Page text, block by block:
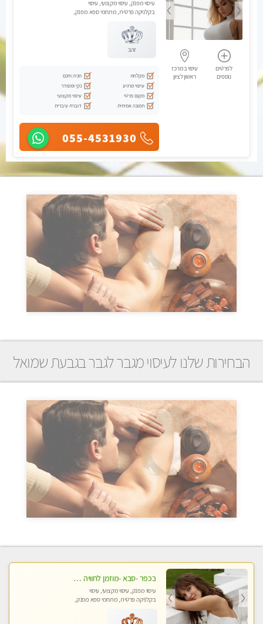
לפרטים
נוספים
עיסוי במרכז
ראשון לציון
עיסוי מפנק, עיסוי מקצועי, עיסוי
בקלניקה פרטית, מתחמי ספא מפנק,
זהב
מקלחת
חניה חינם
עיסוי מרגיע
נקי ומסודר
מקום פרטי
עיסוי מקצועי
תמונה אמיתית
דוברת עיברית
055-4531930
הבחירות שלנו לעיסוי מגבר לגבר בגבעת שמואל
בכפר -סבא -מוזמן לחוויה בלתי נשכחת!!!עיסוי מפנק ביותר מומלץ לחלוטין!!!
עיסוי מפנק, עיסוי מקצועי, עיסוי
בקלניקה פרטית, מתחמי ספא מפנק,
לנשים בלבד